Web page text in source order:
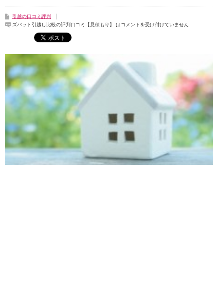
引越の口コミ評判
ズバット引越し比較の評判口コミ【見積もり】 はコメントを受け付けていません